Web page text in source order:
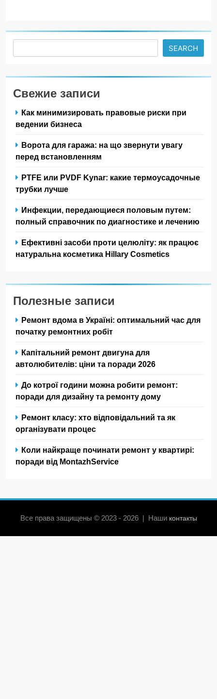
SEARCH
Свежие записи
Как минимизировать правовые риски при
ведении бизнеса
Ворота для гаража: на що звернути увагу
перед встановленням
PTFE или PVDF Kynar: какие термоусадочные
трубки лучше
Инфекции, передающиеся половым путем:
полный справочник по диагностике и лечению
Ефективні засоби проти целюліту: як працює
натуральна косметика Hillary Cosmetics
Полезные записи
Ремонт вдома в Україні: оптимальний час для
початку ремонтних робіт
Капітальний ремонт двигуна для
автолюбителів: ціни та поради 2026
До котрої години можна робити ремонт:
поради для дизайну та ремонту дому
Ремонт класу: хто відповідальний та як
організувати процес
Коли найкраще починати ремонт у квартирі:
поради від MontazhService
Все права защищены © 2023 - 2026 | Наши контакты